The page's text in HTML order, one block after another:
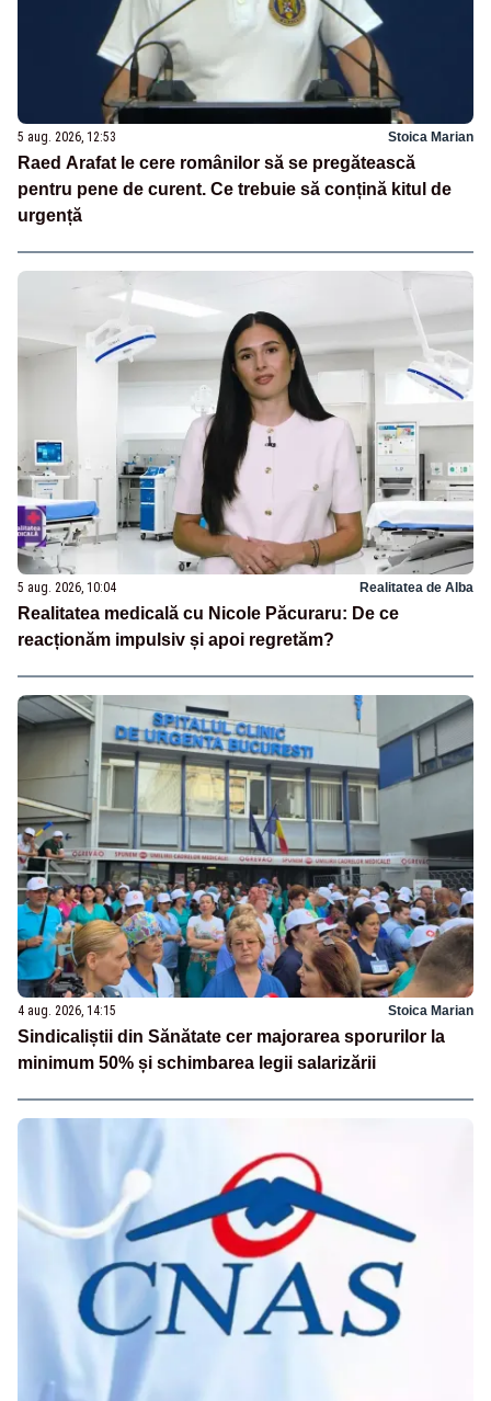
5 aug. 2026, 12:53 Stoica Marian
Raed Arafat le cere românilor să se pregătească
pentru pene de curent. Ce trebuie să conțină kitul de
urgență
5 aug. 2026, 10:04 Realitatea de Alba
Realitatea medicală cu Nicole Păcuraru: De ce
reacționăm impulsiv și apoi regretăm?
4 aug. 2026, 14:15 Stoica Marian
Sindicaliștii din Sănătate cer majorarea sporurilor la
minimum 50% și schimbarea legii salarizării